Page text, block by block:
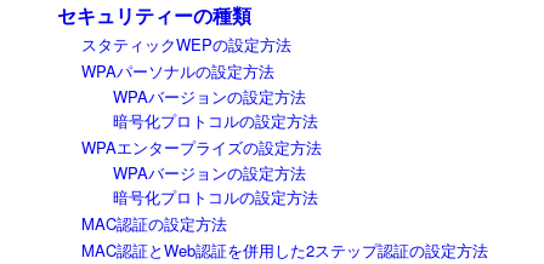
セキュリティーの種類
スタティックWEPの設定方法
WPAパーソナルの設定方法
WPAバージョンの設定方法
暗号化プロトコルの設定方法
WPAエンタープライズの設定方法
WPAバージョンの設定方法
暗号化プロトコルの設定方法
MAC認証の設定方法
MAC認証とWeb認証を併用した2ステップ認証の設定方法